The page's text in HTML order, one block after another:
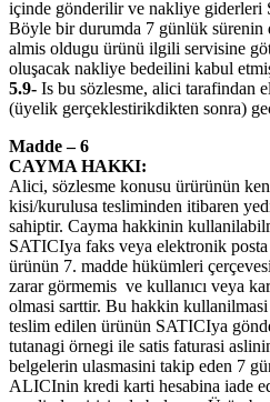
içinde gönderilir ve nakliye giderleri
Böyle bir durumda 7 günlük
almis oldugu ürünü ilgili servisine
oluşacak nakliye bedeilini kabul etmiş
5.9- Is bu sözlesme, alici tarafindan
(üyelik gerçeklestirikdikten sonra)
Madde – 6
CAYMA HAKKI:
Alici, sözlesme konusu ürürünün
kisi/kurulusa tesliminden itibaren
sahiptir. Cayma hakkinin
SATICIya faks veya elektronik
ürünün 7. madde hükümleri
zarar görmemis ve kullanıcı veya
olmasi sarttir. Bu hakkin
teslim edilen ürünün SATICIya
tutanagi örnegi ile satis faturasi
belgelerin ulasmasini takip eden 7
ALICInin kredi karti hesabina iade